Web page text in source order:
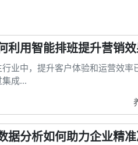
利用智能排班提升营销效
业中，提升客户体验和运营效率
成...
据分析如何助力企业精准